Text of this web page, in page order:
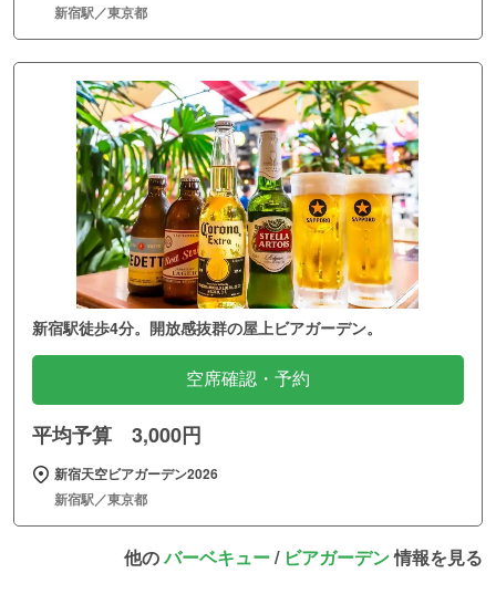
新宿駅／東京都
新宿駅徒歩4分。開放感抜群の屋上ビアガーデン。
空席確認・予約
平均予算 3,000円
新宿天空ビアガーデン2026
新宿駅／東京都
他のバーベキュー/ ビアガーデン情報を見る